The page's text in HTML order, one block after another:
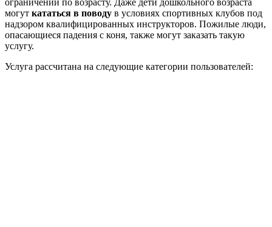
ограничений по возрасту. Даже дети дошкольного возраста
могут кататься в поводу в условиях спортивных клубов под
надзором квалифицированных инструкторов. Пожилые люди,
опасающиеся падения с коня, также могут заказать такую
услугу.
Услуга рассчитана на следующие категории пользователей: